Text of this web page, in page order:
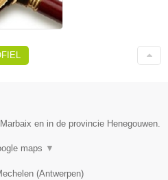
en in de provincie Henegouwen.
maps ▼
(Antwerpen)